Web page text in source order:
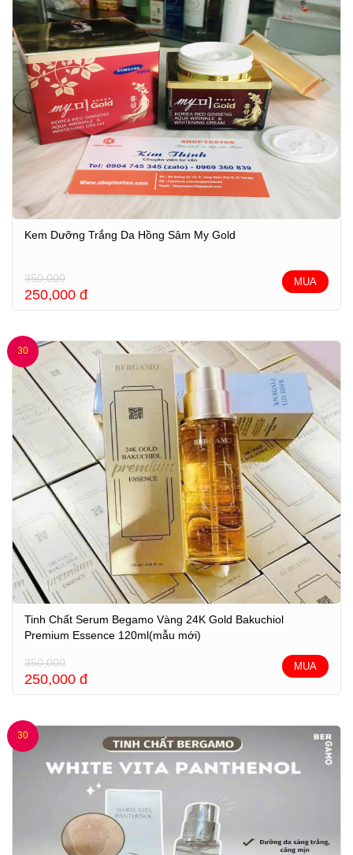
Kem Dưỡng Trắng Da Hồng Sâm My Gold
350,000
250,000 đ
MUA
30
Tinh Chất Serum Begamo Vàng 24K Gold Bakuchiol
Premium Essence 120ml(mẫu mới)
350,000
250,000 đ
MUA
30